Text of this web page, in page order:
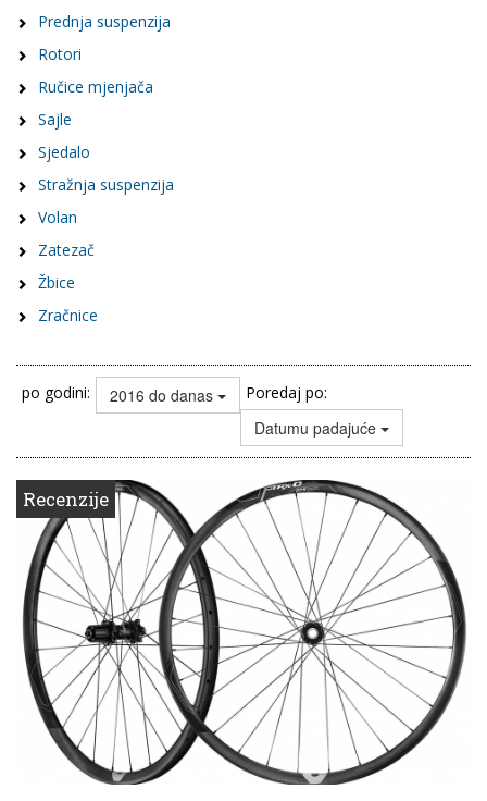
Prednja suspenzija
Rotori
Ručice mjenjača
Sajle
Sjedalo
Stražnja suspenzija
Volan
Zatezač
Žbice
Zračnice
po godini: 2016 do danas Poredaj po:
Datumu padajuće
Recenzije